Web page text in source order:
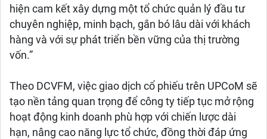
hiện cam kết xây dựng một tổ chức quản lý đầu tư
chuyên nghiệp, minh bạch, gắn bó lâu dài với khách
hàng và với sự phát triển bền vững của thị trường
vốn.”
Theo DCVFM, việc giao dịch cổ phiếu trên UPCoM sẽ
tạo nền tảng quan trọng để công ty tiếp tục mở rộng
hoạt động kinh doanh phù hợp với chiến lược dài
hạn, nâng cao năng lực tổ chức, đồng thời đáp ứng